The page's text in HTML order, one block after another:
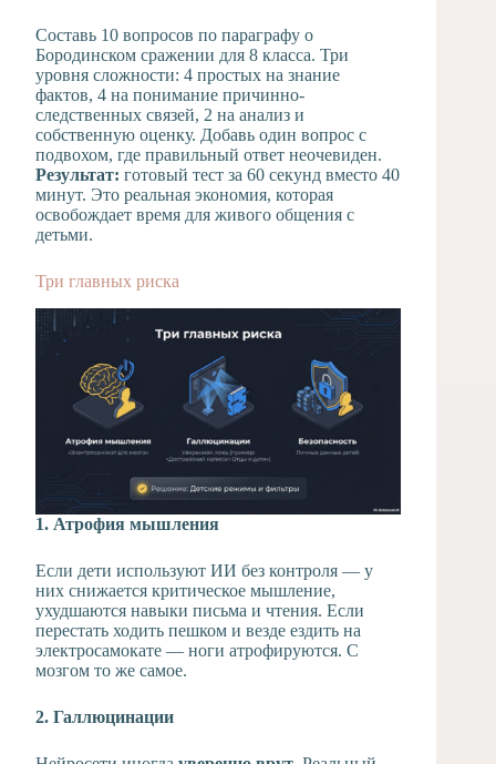
Составь 10 вопросов по параграфу о
Бородинском сражении для 8 класса. Три
уровня сложности: 4 простых на знание
фактов, 4 на понимание причинно-
следственных связей, 2 на анализ и
собственную оценку. Добавь один вопрос с
подвохом, где правильный ответ неочевиден.
Результат: готовый тест за 60 секунд вместо 40
минут. Это реальная экономия, которая
освобождает время для живого общения с
детьми.
Три главных риска
1. Атрофия мышления
Если дети используют ИИ без контроля — у
них снижается критическое мышление,
ухудшаются навыки письма и чтения. Если
перестать ходить пешком и везде ездить на
электросамокате — ноги атрофируются. С
мозгом то же самое.
2. Галлюцинации